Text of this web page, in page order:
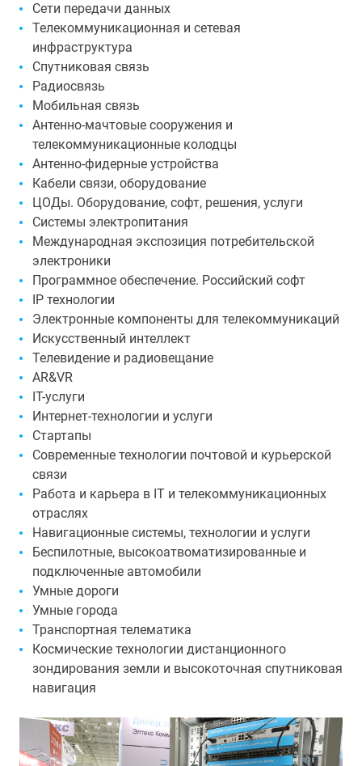
Сети передачи данных
Телекоммуникационная и сетевая
инфраструктура
Спутниковая связь
Радиосвязь
Мобильная связь
Антенно-мачтовые сооружения и
телекоммуникационные колодцы
Антенно-фидерные устройства
Кабели связи, оборудование
ЦОДы. Оборудование, софт, решения, услуги
Системы электропитания
Международная экспозиция потребительской
электроники
Программное обеспечение. Российский софт
IP технологии
Электронные компоненты для телекоммуникаций
Искусственный интеллект
Телевидение и радиовещание
AR&VR
IT-услуги
Интернет-технологии и услуги
Стартапы
Современные технологии почтовой и курьерской
связи
Работа и карьера в IT и телекоммуникационных
отраслях
Навигационные системы, технологии и услуги
Беспилотные, высокоатвоматизированные и
подключенные автомобили
Умные дороги
Умные города
Транспортная телематика
Космические технологии дистанционного
зондирования земли и высокоточная спутниковая
навигация